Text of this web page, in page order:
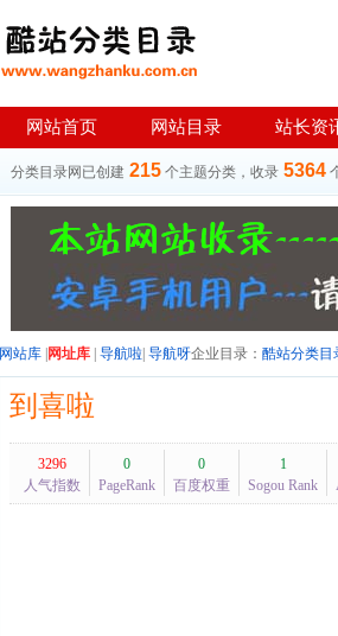
网站首页 网站目录 站长资
分类目录网已创建 215 个主题分类，收录 5364
网站库 网址库 导航啦 导航呀企业目录： 酷站分类目
到喜啦
3296
人气指数
0
PageRank
0
百度权重
1
Sogou Rank